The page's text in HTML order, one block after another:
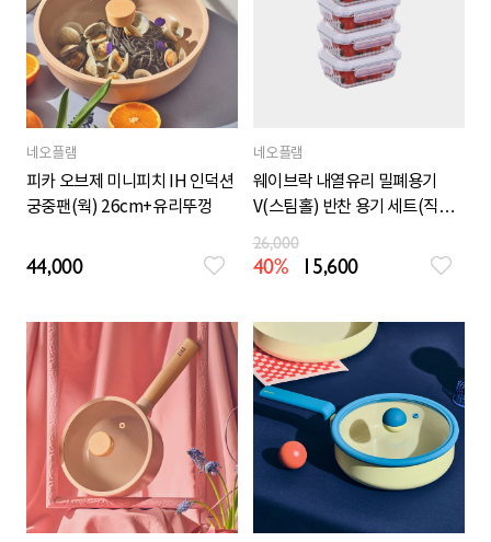
네오플램
피카 오브제 미니피치 IH 인덕션
궁중팬(웍) 26cm+유리뚜껑
44,000
네오플램
웨이브락 내열유리 밀폐용기
V(스팀홀) 반찬 용기 세트(직사
각 370mLx4)
26,000
40% 15,600